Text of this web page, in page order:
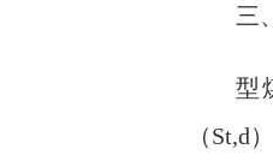
三
型
（St,d